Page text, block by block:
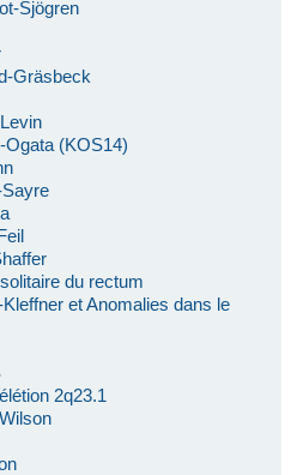
Sjögren
Gräsbeck
(KOS14)
du rectum
et Anomalies dans le
2q23.1